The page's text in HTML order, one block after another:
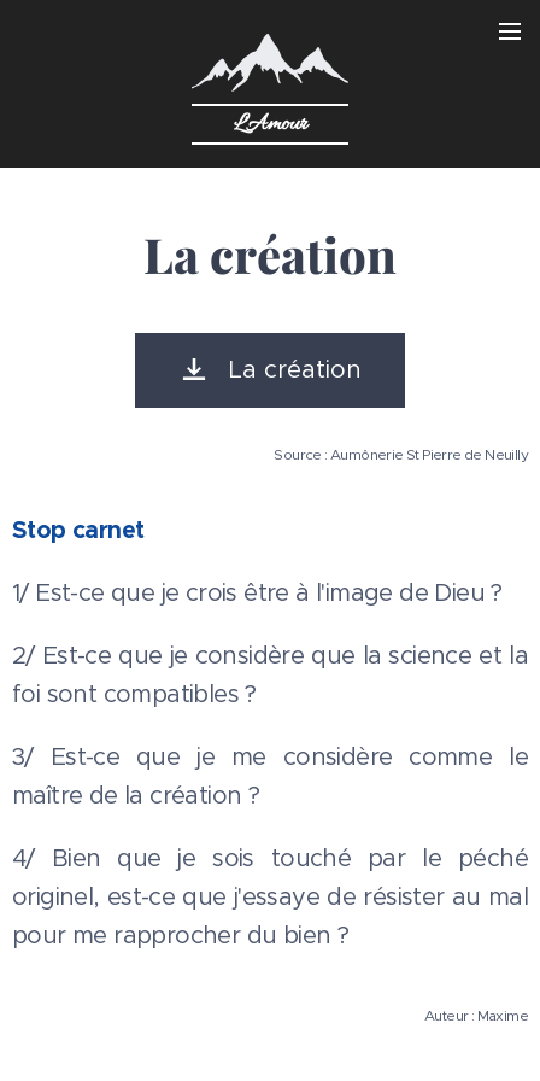
L'Amour
La création
La création
Source : Aumônerie St Pierre de Neuilly
Stop carnet
1/ Est-ce que je crois être à l'image de Dieu ?
2/ Est-ce que je considère que la science et la
foi sont compatibles ?
3/ Est-ce que je me considère comme le
maître de la création ?
4/ Bien que je sois touché par le péché
originel, est-ce que j'essaye de résister au mal
pour me rapprocher du bien ?
Auteur : Maxime